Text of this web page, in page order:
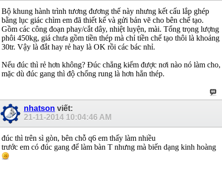
Bộ khung hành trình tương đương thế này nhưng kết cấu lắp ghép
bằng lục giác chìm em đã thiết kế và gửi bản vẽ cho bên chế tạo.
Gồm các công đoạn phay/cắt dây, nhiệt luyện, mài. Tổng trọng lượng
phôi 450kg, giá chưa gồm tiền thép mà chỉ tiền chế tạo thôi là khoảng
30tr. Vậy là đắt hay rẻ hay là OK rồi các bác nhỉ.
Nếu đúc thì rẻ hơn không? Đúc chẳng kiếm được nơi nào nó làm cho,
mặc dù đúc gang thì độ chống rung là hơn hẳn thép.
nhatson viết:
21-11-2014 10:04:46 AM
đúc thì trên sì gòn, bên chỗ q6 em thấy làm nhiều
trước em có đúc gang để làm bàn T nhưng mà biến dạng kinh hoàng